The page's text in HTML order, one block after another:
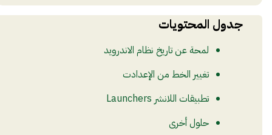
جدول المحتويات
لمحة عن تاريخ نظام الاندرويد
تغيير الخط من الإعدادت
تطبيقات اللانشر Launchers
حلول أخرى